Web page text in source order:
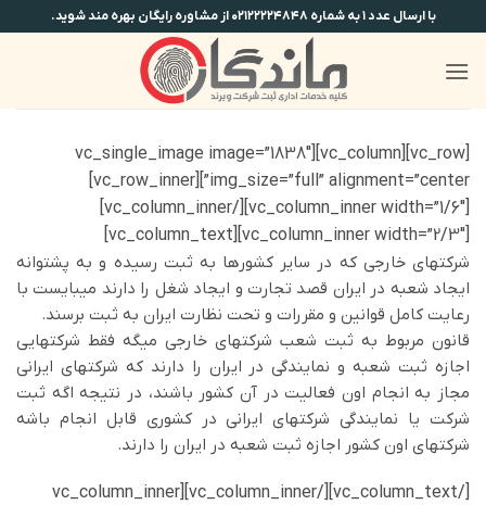
to
content
با ارسال عدد ۱ به شماره ۰۲۱۲۲۲۲۴۸۴۸ از مشاوره رایگان بهره مند شوید.
[vc_row][vc_column][vc_single_image image=”1838″
img_size=”full” alignment=”center”][vc_row_inner]
[vc_column_inner width=”1/6″][/vc_column_inner]
[vc_column_inner width=”2/3″][vc_column_text]
شرکتهای خارجی که در سایر کشورها به ثبت رسیده و به پشتوانه
ایجاد شعبه در ایران قصد تجارت و ایجاد شغل را دارند میبایست با
رعایت کامل قوانین و مقررات و تحت نظارت ایران به ثبت برسند.
قانون مربوط به ثبت شعب شرکتهای خارجی میگه فقط شرکتهایی
اجازه ثبت شعبه و نمایندگی در ایران را دارند که شرکتهای ایرانی
مجاز به انجام اون فعالیت در آن کشور باشند، در نتیجه اگه ثبت
شرکت یا نمایندگی شرکتهای ایرانی در کشوری قابل انجام باشه
شرکتهای اون کشور اجازه ثبت شعبه در ایران را دارند.
[/vc_column_text][/vc_column_inner][vc_column_inner